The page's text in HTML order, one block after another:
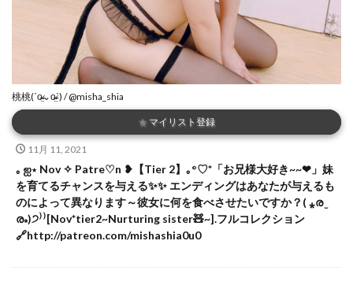
桃桃(ˊo̴̶̷̤⌄o̴̶̷̤ˋ) / @misha_shia
★ マイリスト登録
11月 11, 2021
｡ ஐ⋆ Nov ✧ Patre♡n ❥【Tier 2】｡°♡*「お兄様大好き~~❤」妹
を育てるチャンスを与える✨✨ エンディングはあなたが与えるも
のによって異なります～彼女に何を食べさせたいですか？( ⁎ര ̫
ര⁎)੭⁾⁾[Nov*tier2~Nurturing sister🧸~].フルコレクション
🔗http://patreon.com/mishashia0u0